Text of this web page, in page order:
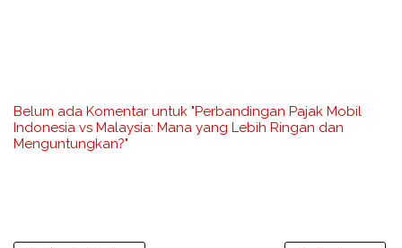
Belum ada Komentar untuk "Perbandingan Pajak Mobil
Indonesia vs Malaysia: Mana yang Lebih Ringan dan
Menguntungkan?"